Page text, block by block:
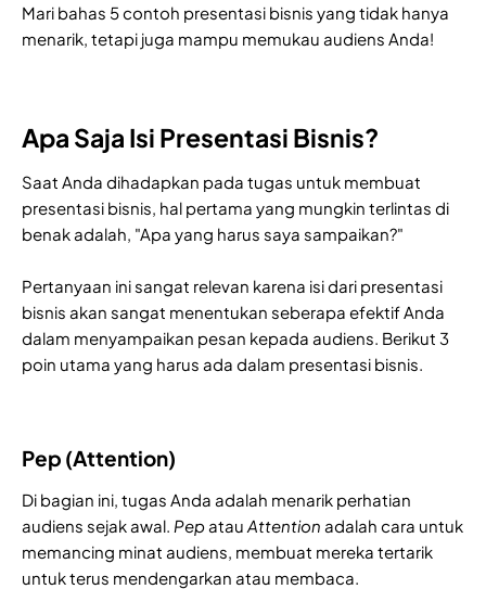
Mari bahas 5 contoh presentasi bisnis yang tidak hanya
menarik, tetapi juga mampu memukau audiens Anda!
Apa Saja Isi Presentasi Bisnis?
Saat Anda dihadapkan pada tugas untuk membuat
presentasi bisnis, hal pertama yang mungkin terlintas di
benak adalah, "Apa yang harus saya sampaikan?"
Pertanyaan ini sangat relevan karena isi dari presentasi
bisnis akan sangat menentukan seberapa efektif Anda
dalam menyampaikan pesan kepada audiens. Berikut 3
poin utama yang harus ada dalam presentasi bisnis.
Pep (Attention)
Di bagian ini, tugas Anda adalah menarik perhatian
audiens sejak awal. Pepatau Attention adalah cara untuk
memancing minat audiens, membuat mereka tertarik
untuk terus mendengarkan atau membaca.